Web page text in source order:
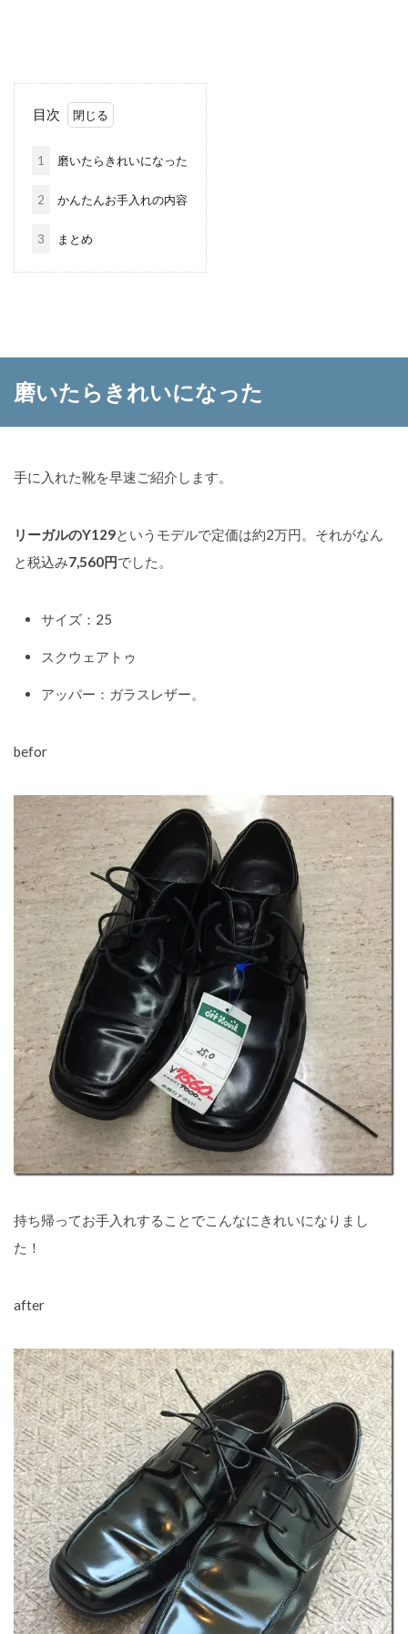
目次
1 磨いたらきれいになった
2 かんたんお手入れの内容
3 まとめ
磨いたらきれいになった
手に入れた靴を早速ご紹介します。
リーガルのY129というモデルで定価は約2万円。それがなん
と税込み7,560円でした。
サイズ：25
スクウェアトゥ
アッパー：ガラスレザー。
befor
持ち帰ってお手入れすることでこんなにきれいになりまし
た！
after